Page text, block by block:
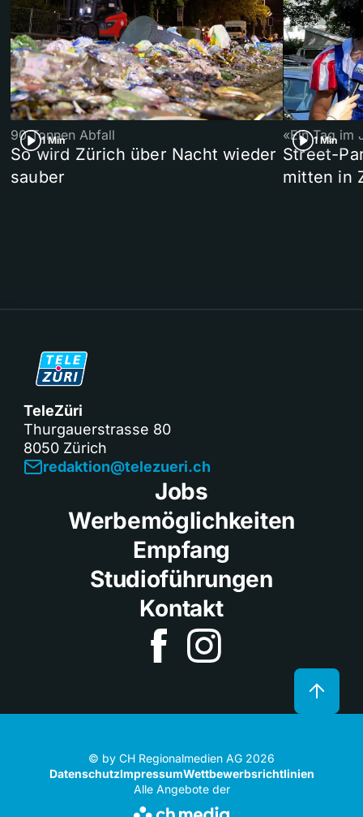
1 Min
90 Tonnen Abfall
So wird Zürich über Nacht wieder
sauber
1 Min
«Ein Tag im
Street-
mitten in
TeleZüri
Thurgauerstrasse 80
8050 Zürich
redaktion@telezueri.ch
Jobs
Werbemöglichkeiten
Empfang
Studioführungen
Kontakt
© by CH Regionalmedien AG 2026
DatenschutzImpressumWettbewerbsrichtlinien
Alle Angebote der